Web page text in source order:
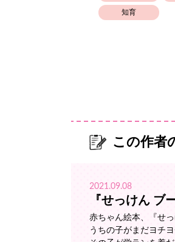
知育
この作者
2021.09.08
『せっけん ブ
赤ちゃん絵本、『せ
うちの子がまだヨチ